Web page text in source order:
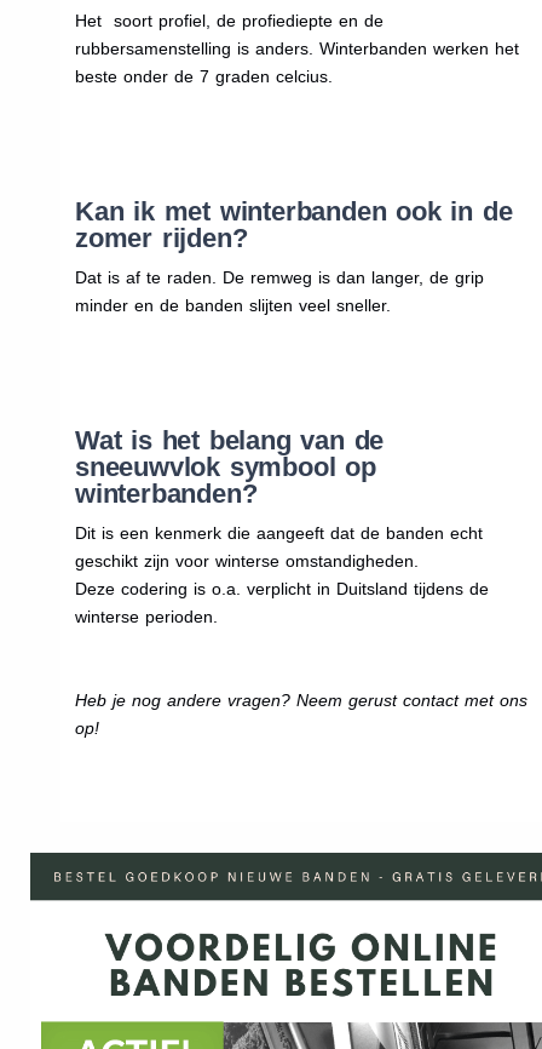
Het soort profiel, de profiediepte en de
rubbersamenstelling is anders. Winterbanden werken het
beste onder de 7 graden celcius.
Kan ik met winterbanden ook in de
zomer rijden?
Dat is af te raden. De remweg is dan langer, de grip
minder en de banden slijten veel sneller.
Wat is het belang van de
sneeuwvlok symbool op
winterbanden?
Dit is een kenmerk die aangeeft dat de banden echt
geschikt zijn voor winterse omstandigheden.
Deze codering is o.a. verplicht in Duitsland tijdens de
winterse perioden.
Heb je nog andere vragen? Neem gerust contact met ons
op!